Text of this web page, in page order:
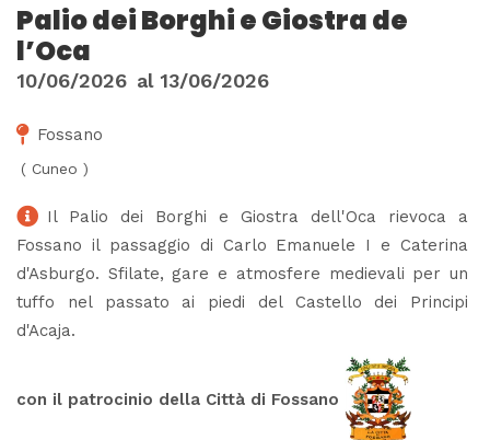
Palio dei Borghi e Giostra de
l’Oca
10/06/2026 al 13/06/2026
Fossano
( Cuneo )
Il Palio dei Borghi e Giostra dell'Oca rievoca a
Fossano il passaggio di Carlo Emanuele I e Caterina
d'Asburgo. Sfilate, gare e atmosfere medievali per un
tuffo nel passato ai piedi del Castello dei Principi
d'Acaja.
con il patrocinio della Città di Fossano